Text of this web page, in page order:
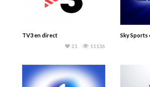
TV3 en direct
11136
21
Sky Sports